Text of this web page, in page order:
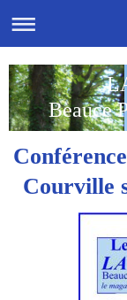
Beauce
Courville